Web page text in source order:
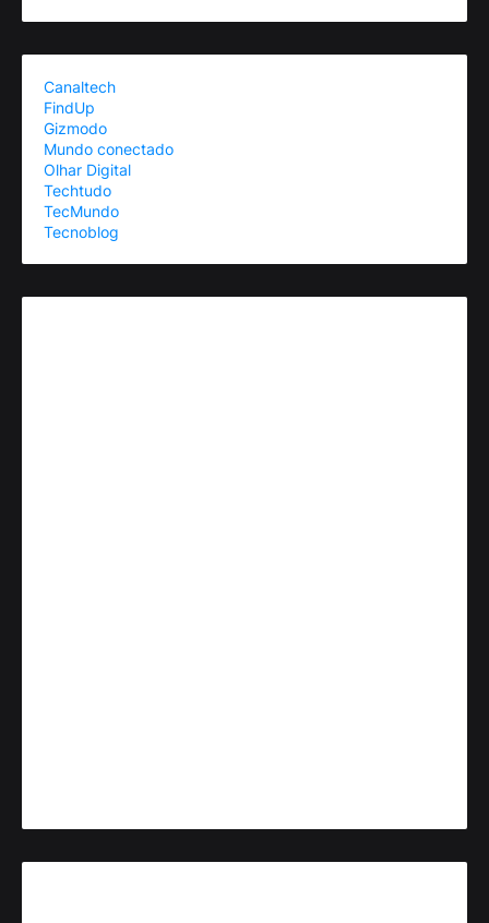
Canaltech
FindUp
Gizmodo
Mundo conectado
Olhar Digital
Techtudo
TecMundo
Tecnoblog